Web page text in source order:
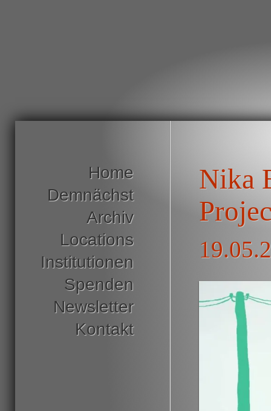
Nika
Home
Demnächst
Archiv
Locations
Institutionen
Spenden
Newsletter
Kontakt